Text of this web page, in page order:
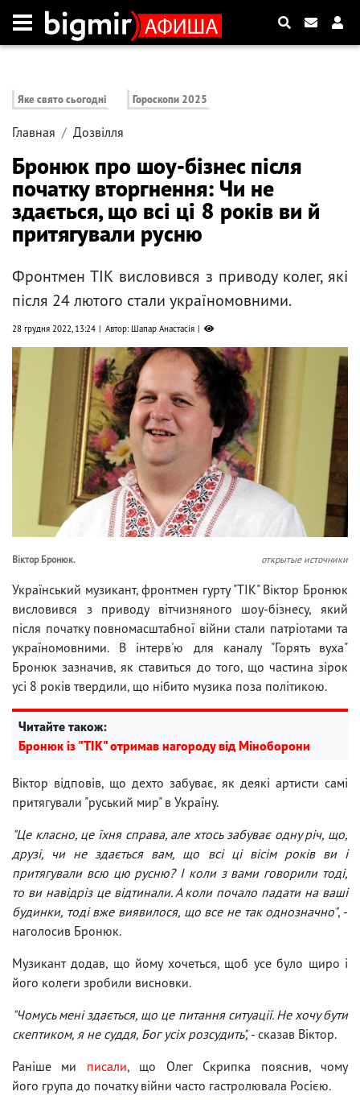
Яке свято сьогодні Гороскопи 2025
Главная Дозвілля
Бронюк про шоу-бізнес після
початку вторгнення: Чи не
здається, що всі ці 8 років ви й
притягували русню
Фронтмен ТІК висловився з приводу колег, які
після 24 лютого стали україномовними.
28 грудня 2022, 13:24 Автор: Шапар Анастасія
Віктор Бронюк. открытые источники
Український музикант, фронтмен гурту "ТІК" Віктор Бронюк
висловився з приводу вітчизняного шоу-бізнесу, який
після початку повномасштабної війни стали патріотами та
україномовними. В інтерв'ю для каналу "Горять вуха"
Бронюк зазначив, як ставиться до того, що частина зірок
усі 8 років твердили, що нібито музика поза політикою.
Читайте також:
Бронюк із "ТІК" отримав нагороду від Міноборони
Віктор відповів, що дехто забуває, як деякі артисти самі
притягували "руський мир" в Україну.
"Це класно, це їхня справа, але хтось забуває одну річ, що,
друзі, чи не здається вам, що всі ці вісім років ви і
притягували всю цю русню? І коли з вами говорили тоді,
то ви навідріз це відтинали. А коли почало падати на ваші
будинки, тоді вже виявилося, що все не так однозначно", -
наголосив Бронюк.
Музикант додав, що йому хочеться, щоб усе було щиро і
його колеги зробили висновки.
"Чомусь мені здається, що це питання ситуації. Не хочу бути
скептиком, я не суддя, Бог усіх розсудить", - сказав Віктор.
Раніше ми писали, що Олег Скрипка пояснив, чому
його група до початку війни часто гастролювала Росією.